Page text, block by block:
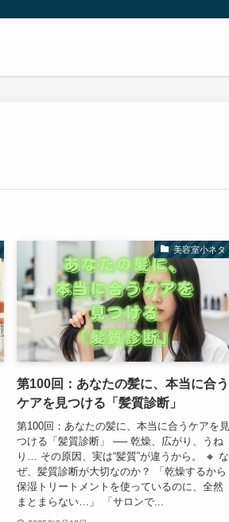
美容室小ネタ
第100回：あなたの髪に、本当に合う
ケアを見つける「髪質診断」
第100回：あなたの髪に、本当に合うケアを見
つける「髪質診断」 ── 乾燥、広がり、うね
り… その原因、実は“髪質”が違うから。 🔸 な
ぜ、髪質診断が大切なのか？ 「乾燥するから
保湿トリートメントを使っているのに、全然
まとまらない…」 「サロンで...